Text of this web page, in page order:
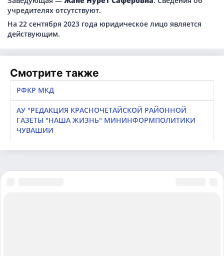
учредителях отсутствуют.
На 22 сентября 2023 года юридическое лицо является
действующим.
Смотрите также
РФКР МКД
АУ "РЕДАКЦИЯ КРАСНОЧЕТАЙСКОЙ РАЙОННОЙ
ГАЗЕТЫ "НАША ЖИЗНЬ" МИНИНФОРМПОЛИТИКИ
ЧУВАШИИ